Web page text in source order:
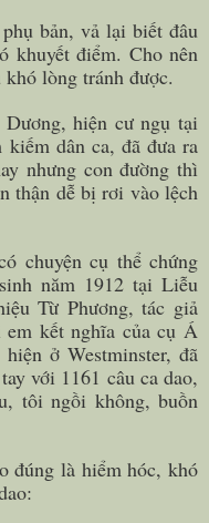
bản, vả lại biết đâu
khuyết điểm. Cho nên
lòng tránh được.
hiện cư ngụ tại
dân ca, đã đưa ra
nhưng con đường thì
thận dễ bị rơi vào lệch
chuyện cụ thể chứng
năm 1912 tại Liễu
Từ Phương, tác giả
kết nghĩa của cụ Á
ở Westminster, đã
với 1161 câu ca dao,
tôi ngồi không, buồn
đúng là hiểm hóc, khó